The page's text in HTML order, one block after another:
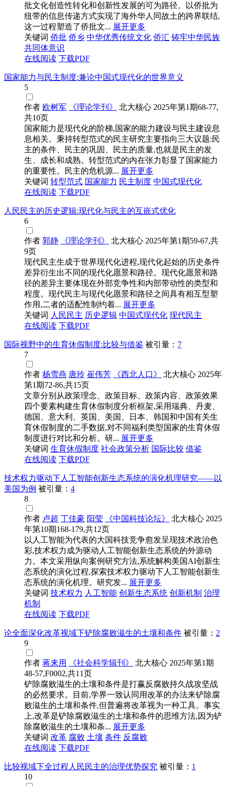
批文化创造性转化和创新性发展的可为路径。以侨批为
纽带的信息传递方式实现了海外华人同故土的跨界联结,
这一过程塑造了侨批文... 展开更多
关键词 侨批 侨乡 中华优秀传统文化 侨汇 铸牢中华民族
共同体意识
在线阅读 下载PDF
国家能力与民主制度:兼论中国式现代化的世界意义
5
作者 欧树军 《理论学刊》 北大核心 2025年第1期68-77,
共10页
国家能力是现代化的阶梯,国家的能力建设与民主建设息
息相关。秉持转型范式的民主研究主要指向三大议题:民
主的条件、民主的巩固、民主的质量,也就是民主的发
生、成长和成熟。转型范式的内在张力彰显了国家能力
的重要性。民主的危机源... 展开更多
关键词 转型范式 国家能力 民主制度 中国式现代化
在线阅读 下载PDF
人民民主的历史逻辑:现代化与民主的互嵌式优化
6
作者 郭静 《理论学刊》 北大核心 2025年第1期59-67,共
9页
现代民主生成于世界现代化进程,现代化起始的历史条件
差异衍生出不同的现代化愿景和路径。现代化愿景和路
径的差异主要体现在外部竞争性和内部带动性的类型和
程度。现代民主与现代化愿景和路径之间具有相互型塑
作用,二者的适配性制约着... 展开更多
关键词 人民民主 历史逻辑 中国式现代化 现代民主
在线阅读 下载PDF
国际视野中的生育休假制度:比较与借鉴 被引量： 7
7
作者 杨雪燕 唐玲 崔伟芳 《西北人口》 北大核心 2025年
第1期72-86,共15页
文章分别从政策理念、政策目标、政策内容、政策效果
四个要素构建生育休假制度分析框架,采用瑞典、丹麦、
德国、意大利、英国、美国、日本、韩国和中国有关生
育休假制度的二手数据,对不同福利类型国家的生育休假
制度进行对比和分析。研... 展开更多
关键词 生育休假制度 社会政策分析 国际比较 借鉴
在线阅读 下载PDF
技术权力驱动下人工智能创新生态系统的演化机理研究——以
美国为例 被引量： 4
8
作者 卢超 丁佳豪 阳莹 《中国科技论坛》 北大核心 2025
年第10期168-179,共12页
以人工智能为代表的大国科技竞争愈发呈现技术政治色
彩,技术权力成为驱动人工智能创新生态系统的外源动
力。本文采用纵向案例研究方法,系统解构美国AI创新生
态系统的演化过程,探索技术权力驱动下人工智能创新生
态系统的演化机理。研究发... 展开更多
关键词 技术权力 人工智能 创新生态系统 创新机制 治理
机制
在线阅读 下载PDF
论全面深化改革视域下铲除腐败滋生的土壤和条件 被引量： 2
9
作者 蒋来用 《社会科学辑刊》 北大核心 2025年第1期
48-57,F0002,共11页
铲除腐败滋生的土壤和条件是打赢反腐败持久战攻坚战
的必然要求。目前,学界一致认同用改革的办法来铲除腐
败滋生的土壤和条件,但普遍将改革视为一种工具。事实
上,改革是铲除腐败滋生的土壤和条件的思维方法,因为铲
除腐败滋生的土壤和条... 展开更多
关键词 改革 腐败 土壤 条件 反腐败
在线阅读 下载PDF
比较视域下全过程人民民主的治理优势探究 被引量： 1
10